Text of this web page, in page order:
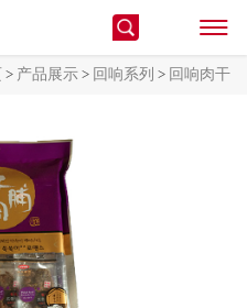
> 产品展示 > 回响系列 > 回响肉干